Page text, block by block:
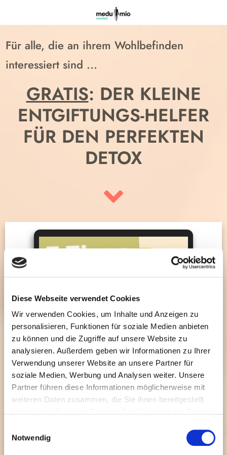
Diese Webseite verwendet Cookies
Wir verwenden Cookies, um Inhalte und Anzeigen zu
personalisieren, Funktionen für soziale Medien anbieten
zu können und die Zugriffe auf unsere Website zu
analysieren. Außerdem geben wir Informationen zu Ihrer
Verwendung unserer Website an unsere Partner für
soziale Medien, Werbung und Analysen weiter. Unsere
Partner führen diese Informationen möglicherweise mit
weiteren Daten zusammen, die Sie ihnen bereitgestellt
Einstellungen widerrufen oder ändern:
. Es befindet sich auch ein Link in der
Notwendig
Für alle, die an ihrem Wohlbefinden
interessiert sind ...
GRATIS: DER KLEINE
ENTGIFTUNGS-HELFER
FÜR DEN PERFEKTEN
DETOX